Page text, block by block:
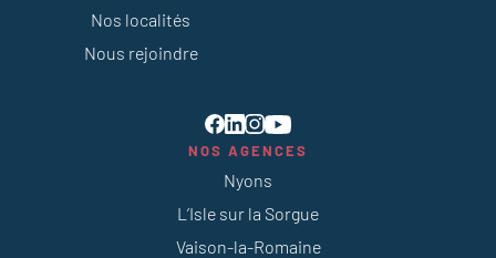
Nos localités
Nous rejoindre
NOS AGENCES
Nyons
L’Isle sur la Sorgue
Vaison-la-Romaine